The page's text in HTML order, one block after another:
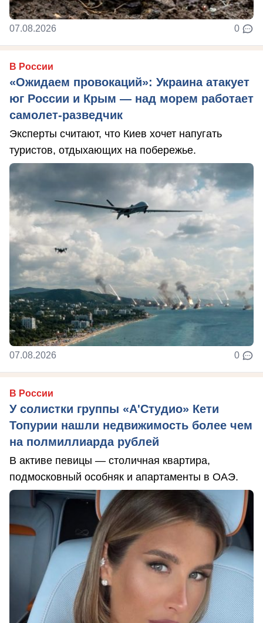
07.08.2026 0
В России
«Ожидаем провокаций»: Украина атакует
юг России и Крым — над морем работает
самолет-разведчик
Эксперты считают, что Киев хочет напугать
туристов, отдыхающих на побережье.
07.08.2026 0
В России
У солистки группы «А'Студио» Кети
Топурии нашли недвижимость более чем
на полмиллиарда рублей
В активе певицы — столичная квартира,
подмосковный особняк и апартаменты в ОАЭ.